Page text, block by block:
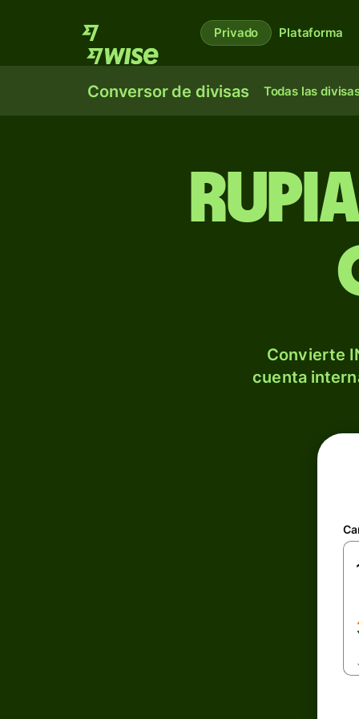
Privado Plataforma
Conversor de divisas Todas las
Convierte
cuenta